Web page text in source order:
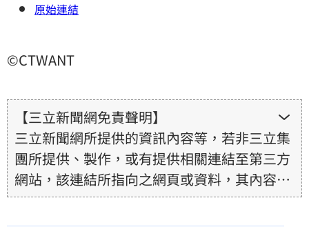
原始連結
©CTWANT
【三立新聞網免責聲明】
三立新聞網所提供的資訊內容等，若非三立集
團所提供、製作，或有提供相關連結至第三方
網站，該連結所指向之網頁或資料，其內容均
為所連結網站提供，相關權利均為該網站、內